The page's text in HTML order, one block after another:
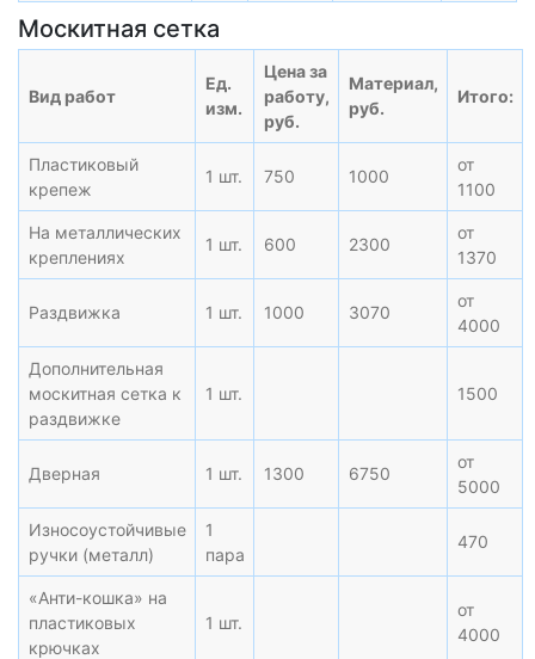
Москитная сетка
Вид работ
Ед.
изм.
Цена за
работу,
руб.
Материал,
руб.
Итого:
Пластиковый
крепеж
1 шт. 750 1000
от
1100
На металлических
креплениях
1 шт. 600 2300
от
1370
Раздвижка 1 шт. 1000 3070
от
4000
Дополнительная
москитная сетка к
раздвижке
1 шт. 1500
Дверная 1 шт. 1300 6750
от
5000
Износоустойчивые
ручки (металл)
1
пара
470
«Анти-кошка» на
пластиковых
крючках
1 шт.
от
4000